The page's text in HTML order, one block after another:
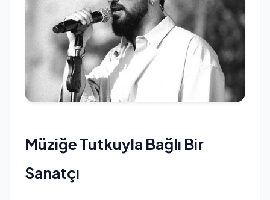
Müziğe Tutkuyla Bağlı Bir
Sanatçı